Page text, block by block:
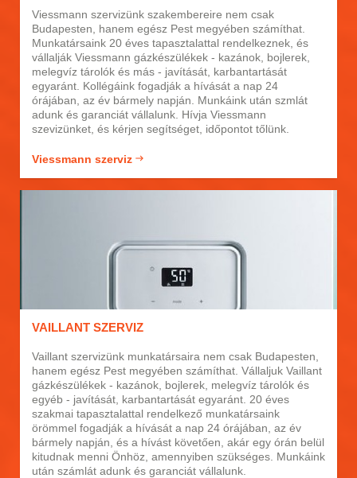
Viessmann szervizünk szakembereire nem csak
Budapesten, hanem egész Pest megyében számíthat.
Munkatársaink 20 éves tapasztalattal rendelkeznek, és
vállalják Viessmann gázkészülékek - kazánok, bojlerek,
melegvíz tárolók és más - javítását, karbantartását
egyaránt. Kollégáink fogadják a hívását a nap 24
órájában, az év bármely napján. Munkáink után szmlát
adunk és garanciát vállalunk. Hívja Viessmann
szevizünket, és kérjen segítséget, időpontot tőlünk.
Viessmann szerviz
VAILLANT SZERVIZ
Vaillant szervizünk munkatársaira nem csak Budapesten,
hanem egész Pest megyében számíthat. Vállaljuk Vaillant
gázkészülékek - kazánok, bojlerek, melegvíz tárolók és
egyéb - javítását, karbantartását egyaránt. 20 éves
szakmai tapasztalattal rendelkező munkatársaink
örömmel fogadják a hívását a nap 24 órájában, az év
bármely napján, és a hívást követően, akár egy órán belül
kitudnak menni Önhöz, amennyiben szükséges. Munkáink
után számlát adunk és garanciát vállalunk.